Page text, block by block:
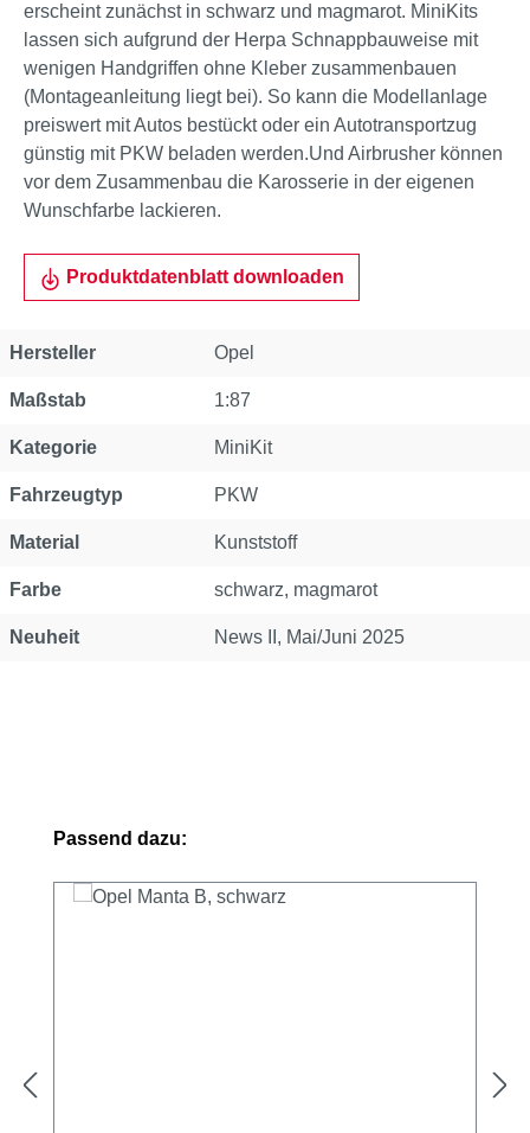
erscheint zunächst in schwarz und magmarot. MiniKits
lassen sich aufgrund der Herpa Schnappbauweise mit
wenigen Handgriffen ohne Kleber zusammenbauen
(Montageanleitung liegt bei). So kann die Modellanlage
preiswert mit Autos bestückt oder ein Autotransportzug
günstig mit PKW beladen werden.Und Airbrusher können
vor dem Zusammenbau die Karosserie in der eigenen
Wunschfarbe lackieren.
Produktdatenblatt downloaden
Eigenschaft
Hersteller Opel
Maßstab 1:87
Kategorie MiniKit
Fahrzeugtyp PKW
Material Kunststoff
Farbe schwarz, magmarot
Neuheit News II, Mai/Juni 2025
Produktgalerie überspringen
Passend dazu: